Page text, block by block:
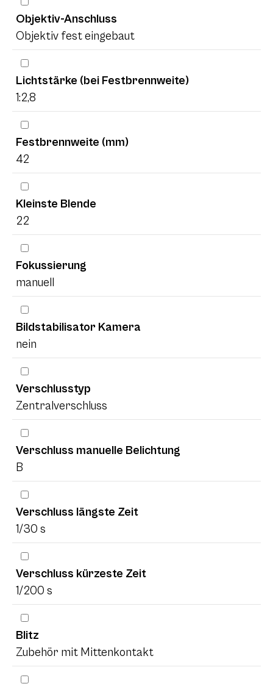
Objektiv-Anschluss
Objektiv fest eingebaut
Lichtstärke (bei Festbrennweite)
1:2,8
Festbrennweite (mm)
42
Kleinste Blende
22
Fokussierung
manuell
Bildstabilisator Kamera
nein
Verschlusstyp
Zentralverschluss
Verschluss manuelle Belichtung
B
Verschluss längste Zeit
1/30 s
Verschluss kürzeste Zeit
1/200 s
Blitz
Zubehör mit Mittenkontakt